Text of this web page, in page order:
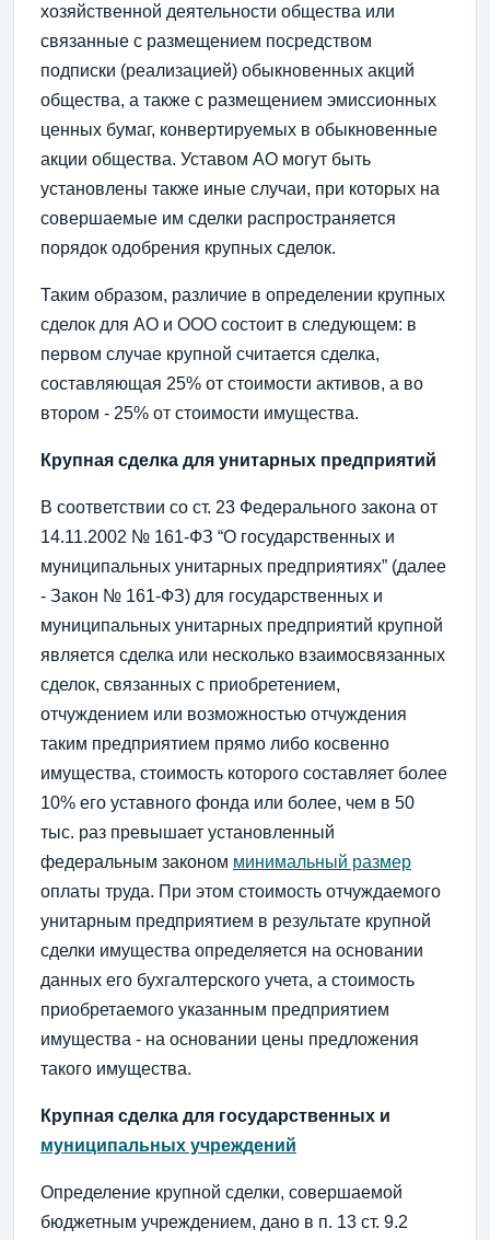
хозяйственной деятельности общества или
связанные с размещением посредством
подписки (реализацией) обыкновенных акций
общества, а также с размещением эмиссионных
ценных бумаг, конвертируемых в обыкновенные
акции общества. Уставом АО могут быть
установлены также иные случаи, при которых на
совершаемые им сделки распространяется
порядок одобрения крупных сделок.
Таким образом, различие в определении крупных
сделок для АО и ООО состоит в следующем: в
первом случае крупной считается сделка,
составляющая 25% от стоимости активов, а во
втором - 25% от стоимости имущества.
Крупная сделка для унитарных предприятий
В соответствии со ст. 23 Федерального закона от
14.11.2002 № 161-ФЗ “О государственных и
муниципальных унитарных предприятиях” (далее
- Закон № 161-ФЗ) для государственных и
муниципальных унитарных предприятий крупной
является сделка или несколько взаимосвязанных
сделок, связанных с приобретением,
отчуждением или возможностью отчуждения
таким предприятием прямо либо косвенно
имущества, стоимость которого составляет более
10% его уставного фонда или более, чем в 50
тыс. раз превышает установленный
федеральным законом минимальный размер
оплаты труда. При этом стоимость отчуждаемого
унитарным предприятием в результате крупной
сделки имущества определяется на основании
данных его бухгалтерского учета, а стоимость
приобретаемого указанным предприятием
имущества - на основании цены предложения
такого имущества.
Крупная сделка для государственных и
муниципальных учреждений
Определение крупной сделки, совершаемой
бюджетным учреждением, дано в п. 13 ст. 9.2